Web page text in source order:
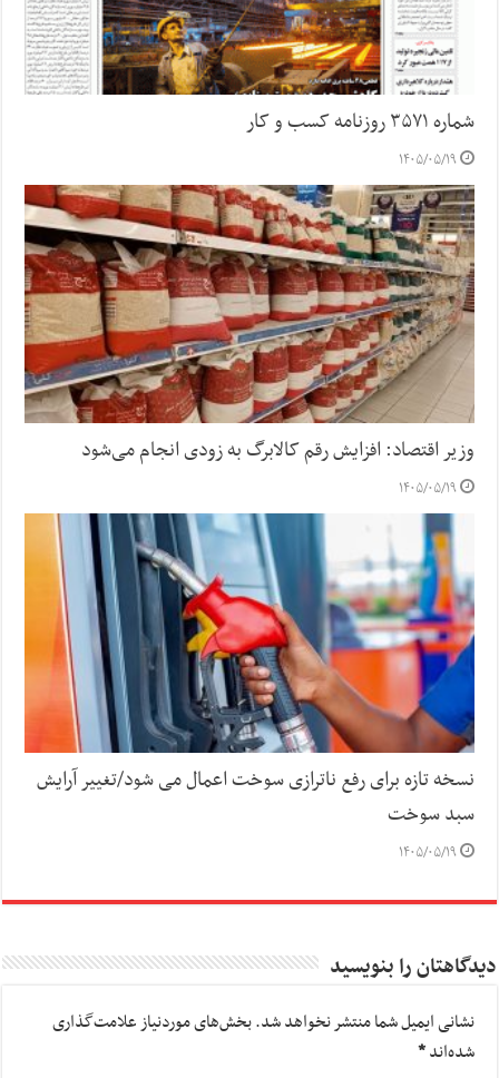
شماره ۳۵۷۱ روزنامه کسب و کار
۱۴۰۵/۰۵/۱۹
وزیر اقتصاد: افزایش رقم کالابرگ به زودی انجام می‌شود
۱۴۰۵/۰۵/۱۹
نسخه تازه برای رفع ناترازی سوخت اعمال می شود/تغییر آرایش
سبد سوخت
۱۴۰۵/۰۵/۱۹
دیدگاهتان را بنویسید
نشانی ایمیل شما منتشر نخواهد شد.بخش‌های موردنیاز علامت‌گذاری
شده‌اند*